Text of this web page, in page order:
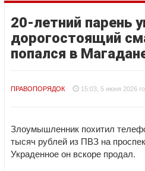
20-летний парень
дорогостоящий
попался в
ПРАВОПОРЯДОК 15:03, 5 июня 2026
Злоумышленник похитил
тысяч рублей из ПВЗ на
Украденное он вскоре продал.